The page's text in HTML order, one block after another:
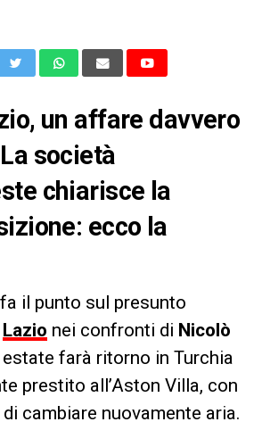
un affare davvero
società
chiarisce la
ecco la
il punto sul presunto
Lazio nei confronti di Nicolò
estate farà ritorno in Turchia
prestito all’Aston Villa, con
cambiare nuovamente aria.